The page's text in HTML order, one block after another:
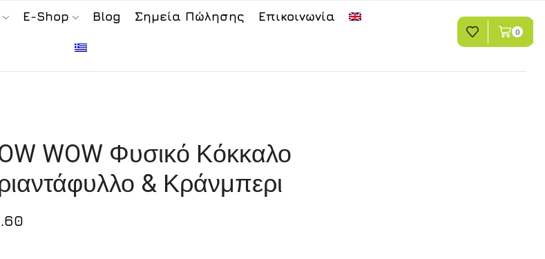
E-Shop Blog Σημεία Πώλησης Επικοινωνία
0
WOW Φυσικό Κόκκαλο
& Κράνμπερι